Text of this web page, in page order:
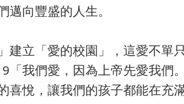
向豐盛的人生。
建立「愛的校園」，這愛不單
「我們愛，因為上帝先愛我們
喜悅，讓我們的孩子都能在充